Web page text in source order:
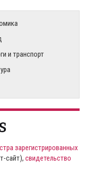
и транспорт
зарегистрированных
сайт), свидетельство